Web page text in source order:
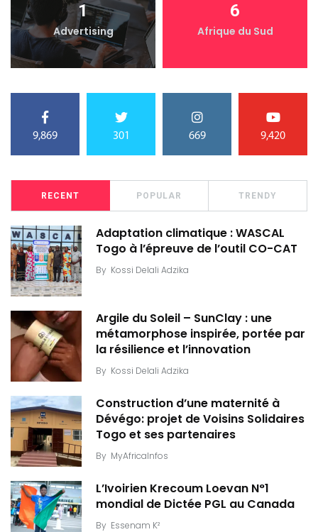
1
Advertising
6
Afrique du Sud
9,869 301 669 9,420
RECENT POPULAR TRENDY
Adaptation climatique : WASCAL
Togo à l’épreuve de l’outil CO-CAT
By Kossi Delali Adzika
Argile du Soleil – SunClay : une
métamorphose inspirée, portée par
la résilience et l’innovation
By Kossi Delali Adzika
Construction d’une maternité à
Dévégo: projet de Voisins Solidaires
Togo et ses partenaires
By MyAfricaInfos
L’Ivoirien Krecoum Loevan N°1
mondial de Dictée PGL au Canada
By Essenam K²